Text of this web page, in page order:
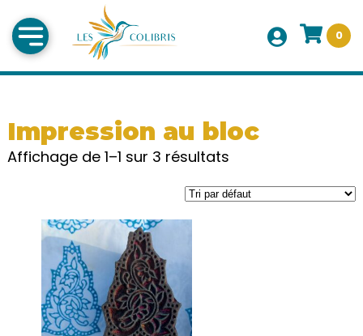
0
Impression au bloc
Affichage de 1–1 sur 3 résultats